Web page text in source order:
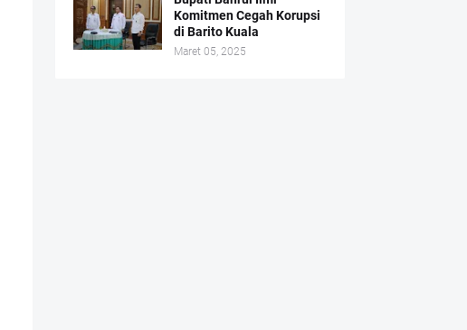
Komitmen Cegah Korupsi
di Barito Kuala
Maret 05, 2025